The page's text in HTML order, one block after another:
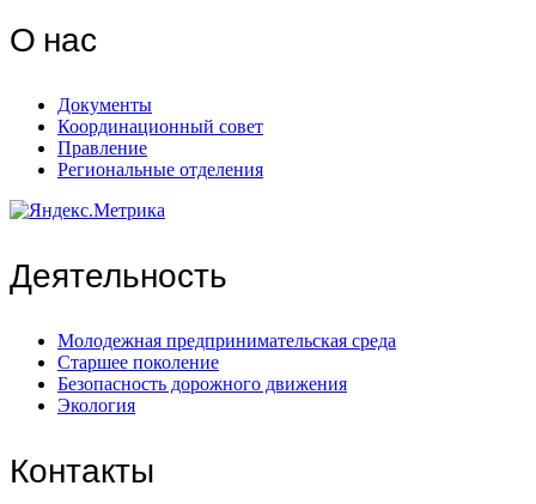
О нас
Документы
Координационный совет
Правление
Региональные отделения
Деятельность
Молодежная предпринимательская среда
Старшее поколение
Безопасность дорожного движения
Экология
Контакты